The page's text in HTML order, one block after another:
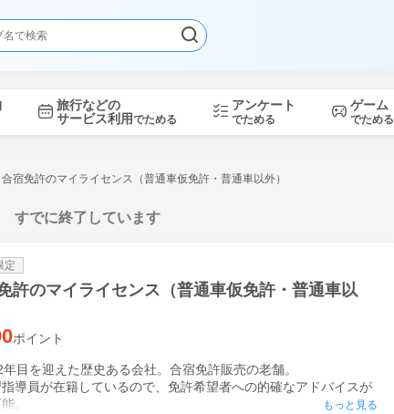
旅行などの
サービス利用でためる
アンケート
でためる
ゲーム
でためる
合宿免許のマイライセンス（普通車仮免許・普通車以外）
すでに終了しています
定
許のマイライセンス（普通車仮免許・普通車以
ポイント
目を迎えた歴史ある会社。合宿免許販売の老舗。
導員が在籍しているので、免許希望者への的確なアドバイスが
。
もっと見る